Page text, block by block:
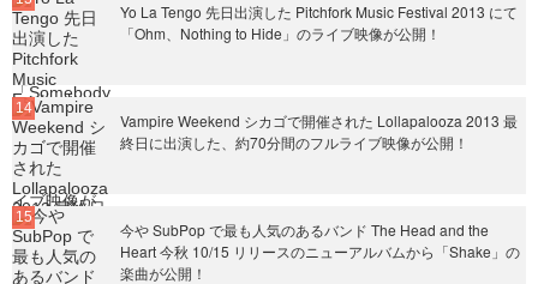
Yo La Tengo 先日出演した Pitchfork Music Festival 2013 にて
「Ohm、Nothing to Hide」のライブ映像が公開！
Vampire Weekend シカゴで開催された Lollapalooza 2013 最
終日に出演した、約70分間のフルライブ映像が公開！
今や SubPop で最も人気のあるバンド The Head and the
Heart 今秋 10/15 リリースのニューアルバムから「Shake」の
楽曲が公開！